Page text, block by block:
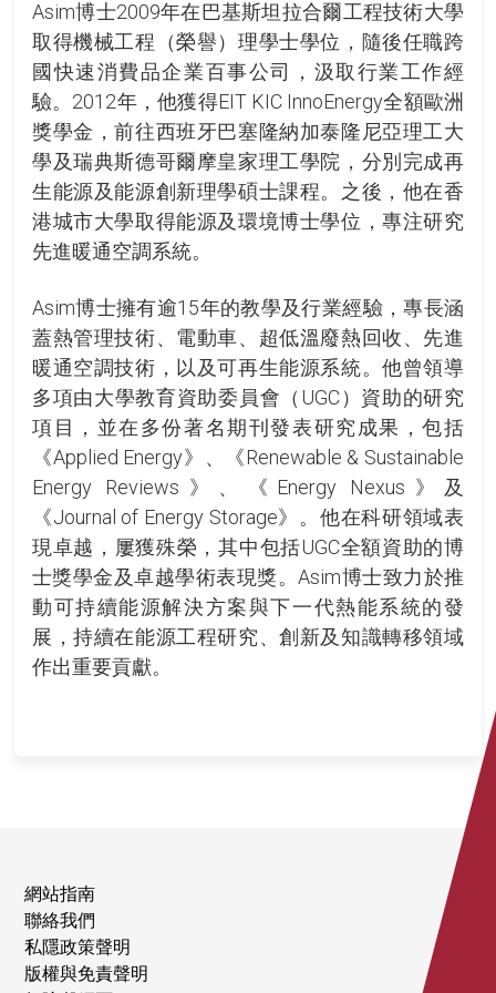
Asim博士2009年在巴基斯坦拉合爾工程技術大學
取得機械工程（榮譽）理學士學位，隨後任職跨
國快速消費品企業百事公司，汲取行業工作經
驗。2012年，他獲得EIT KIC InnoEnergy全額歐洲
獎學金，前往西班牙巴塞隆納加泰隆尼亞理工大
學及瑞典斯德哥爾摩皇家理工學院，分別完成再
生能源及能源創新理學碩士課程。之後，他在香
港城市大學取得能源及環境博士學位，專注研究
先進暖通空調系統。
Asim博士擁有逾15年的教學及行業經驗，專長涵
蓋熱管理技術、電動車、超低溫廢熱回收、先進
暖通空調技術，以及可再生能源系統。他曾領導
多項由大學教育資助委員會（UGC）資助的研究
項目，並在多份著名期刊發表研究成果，包括
《Applied Energy》、《Renewable & Sustainable
Energy Reviews》、《Energy Nexus》及
《Journal of Energy Storage》。他在科研領域表
現卓越，屢獲殊榮，其中包括UGC全額資助的博
士獎學金及卓越學術表現獎。Asim博士致力於推
動可持續能源解決方案與下一代熱能系統的發
展，持續在能源工程研究、創新及知識轉移領域
作出重要貢獻。
網站指南
聯絡我們
私隱政策聲明
版權與免責聲明